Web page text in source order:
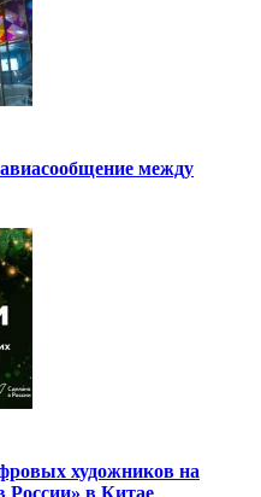
между
художников на
России» в Китае